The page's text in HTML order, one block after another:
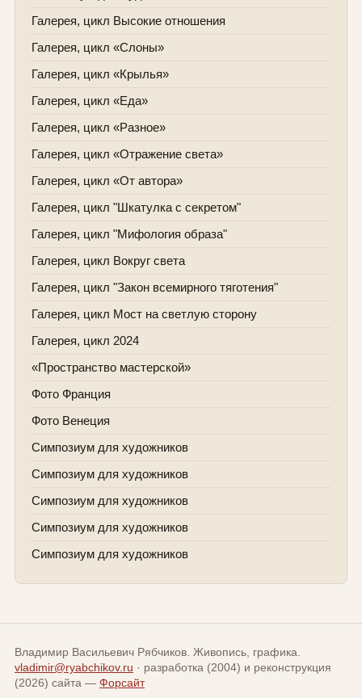
Галерея, цикл Высокие отношения
Галерея, цикл «Слоны»
Галерея, цикл «Крылья»
Галерея, цикл «Еда»
Галерея, цикл «Разное»
Галерея, цикл «Отражение света»
Галерея, цикл «От автора»
Галерея, цикл "Шкатулка с секретом"
Галерея, цикл "Мифология образа"
Галерея, цикл Вокруг света
Галерея, цикл "Закон всемирного тяготения"
Галерея, цикл Мост на светлую сторону
Галерея, цикл 2024
«Пространство мастерской»
Фото Франция
Фото Венеция
Симпозиум для художников
Симпозиум для художников
Симпозиум для художников
Симпозиум для художников
Симпозиум для художников
Владимир Васильевич Рябчиков. Живопись, графика.
vladimir@ryabchikov.ru · разработка (2004) и реконструкция
(2026) сайта — Форсайт